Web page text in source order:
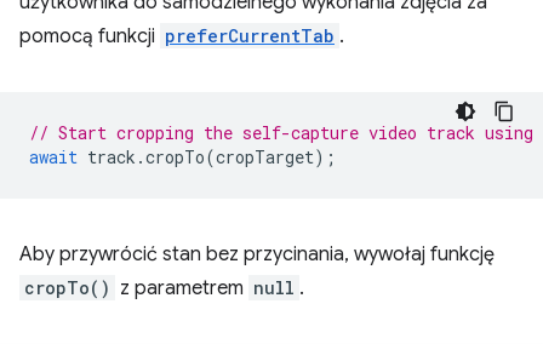
pomocą funkcji preferCurrentTab .
// Start cropping the self-capture video track using
await track .cropTo(cropTarget);
Aby przywrócić stan bez przycinania, wywołaj funkcję
cropTo() z parametrem null .